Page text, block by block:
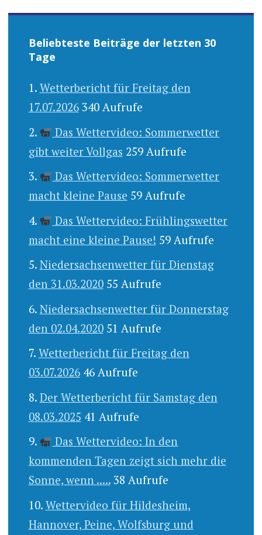
Beliebteste Beiträge der letzten 30
Tage
Wetterbericht für Freitag den
17.07.2026 340 Aufrufe
Das Wettervideo: Sommerwetter
gibt weiter Vollgas 259 Aufrufe
Das Wettervideo: Sommerwetter
macht kleine Pause 59 Aufrufe
Das Wettervideo: Frühlingswetter
macht eine kleine Pause! 59 Aufrufe
Niedersachsenwetter für Dienstag
den 31.03.2020 55 Aufrufe
Niedersachsenwetter für Donnerstag
den 02.04.2020 51 Aufrufe
Wetterbericht für Freitag den
03.07.2026 46 Aufrufe
Der Wetterbericht für Samstag den
08.03.2025 41 Aufrufe
Das Wettervideo: In den
kommenden Tagen zeigt sich mehr die
Sonne, wenn ..... 38 Aufrufe
Wettervideo für Hildesheim,
Hannover, Peine, Wolfsburg und